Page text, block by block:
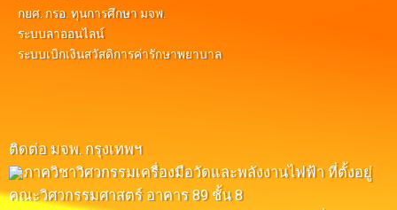
กยศ. กรอ. ทุนการศึกษา มจพ.
ระบบลาออนไลน์
ระบบเบิกเงินสวัสดิการค่ารักษาพยาบาล
ติดต่อ มจพ. กรุงเทพฯ
ภาควิชาวิศวกรรมเครื่องมือวัดและพลังงานไฟฟ้า ที่ตั้งอยู่
คณะวิศวกรรมศาสตร์ อาคาร 89 ชั้น 8